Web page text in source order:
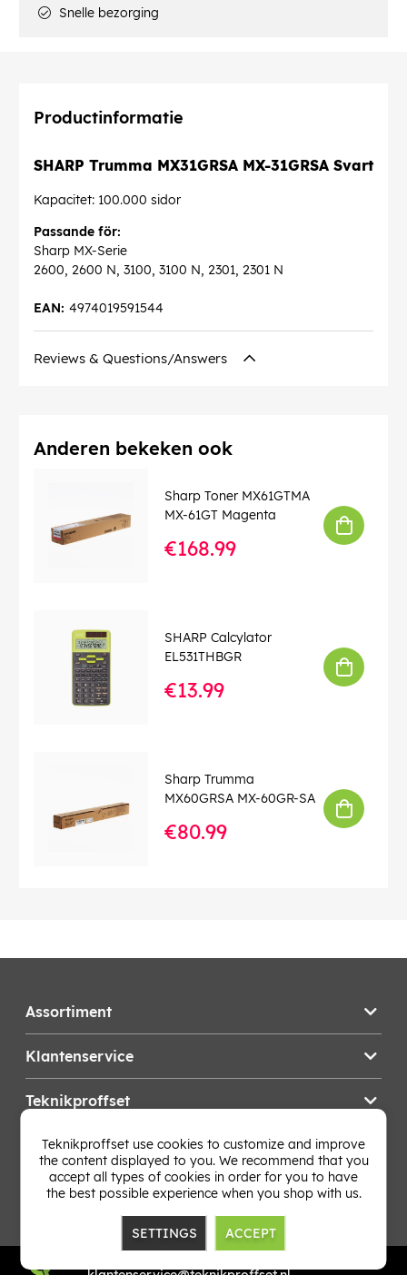
Snelle bezorging
Productinformatie
SHARP Trumma MX31GRSA MX-31GRSA Svart
Kapacitet: 100.000 sidor
Passande för:
Sharp MX-Serie
2600, 2600 N, 3100, 3100 N, 2301, 2301 N
4974019591544
EAN:
Reviews & Questions/Answers
Anderen bekeken ook
Sharp Toner MX61GTMA
MX-61GT Magenta
€168.99
SHARP Calcylator
EL531THBGR
€13.99
Sharp Trumma
MX60GRSA MX-60GR-SA
€80.99
Assortiment
Klantenservice
Teknikproffset
Wijzig Land
Teknikproffset use cookies to customize and improve
the content displayed to you. We recommend that you
accept all types of cookies in order for you to have
the best possible experience when you shop with us.
SETTINGS ACCEPT